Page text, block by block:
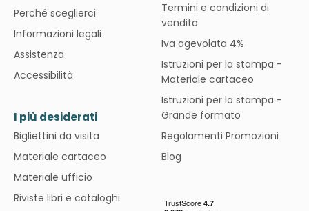
Perché sceglierci
Informazioni legali
Assistenza
Accessibilità
Termini e condizioni di
vendita
Iva agevolata 4%
Istruzioni per la stampa -
Materiale cartaceo
Istruzioni per la stampa -
Grande formato
Regolamenti Promozioni
Blog
I più desiderati
Bigliettini da visita
Materiale cartaceo
Materiale ufficio
Riviste libri e cataloghi